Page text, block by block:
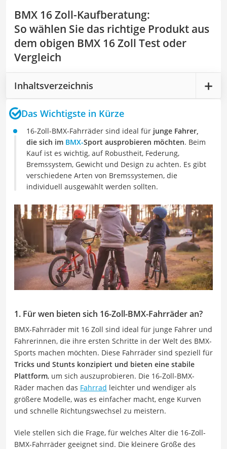
BMX 16 Zoll-Kaufberatung:
So wählen Sie das richtige Produkt aus
dem obigen BMX 16 Zoll Test oder
Vergleich
Inhaltsverzeichnis
Das Wichtigste in Kürze
16-Zoll-BMX-Fahrräder sind ideal für junge Fahrer,
die sich im BMX-Sport ausprobieren möchten. Beim
Kauf ist es wichtig, auf Robustheit, Federung,
Bremssystem, Gewicht und Design zu achten. Es gibt
verschiedene Arten von Bremssystemen, die
individuell ausgewählt werden sollten.
1. Für wen bieten sich 16-Zoll-BMX-Fahrräder an?
BMX-Fahrräder mit 16 Zoll sind ideal für junge Fahrer und
Fahrerinnen, die ihre ersten Schritte in der Welt des BMX-
Sports machen möchten. Diese Fahrräder sind speziell für
Tricks und Stunts konzipiert und bieten eine stabile
Plattform, um sich auszuprobieren. Die 16-Zoll-BMX-
Räder machen das Fahrrad leichter und wendiger als
größere Modelle, was es einfacher macht, enge Kurven
und schnelle Richtungswechsel zu meistern.
Viele stellen sich die Frage, für welches Alter die 16-Zoll-
BMX-Fahrräder geeignet sind. Die kleinere Größe des